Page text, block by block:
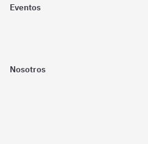
Eventos
Nosotros